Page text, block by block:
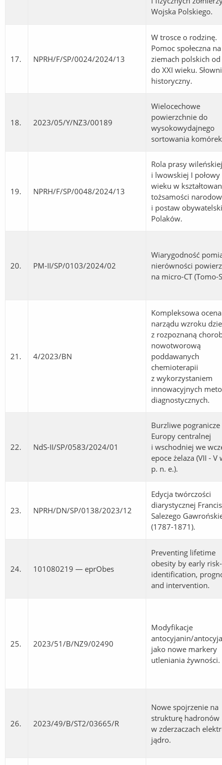
Wojska Polskiego.
17. NPRH/F/SP/0024/2024/13
W trosce o rodzinę.
Pomoc społeczna na
ziemach polskich od
do XXI wieku.
historyczny.
18. 2023/05/Y/NZ3/00189
Wielocechowe
powierzchnie do
wysokowydajnego
sortowania
19. NPRH/F/SP/0048/2024/13
Rola prasy wileńskiej
i lwowskiej I połowy
wieku w
tożsamości
i postaw
Polaków.
20. PM-II/SP/0103/2024/02
Wiarygodność
nierówności
na micro-CT (Tomo-
21. 4/2023/BN
Kompleksowa ocena
narządu wzroku
z rozpoznaną
nowotworową
poddawanych
chemioterapii
z wykorzystaniem
innowacyjnych
diagnostycznych.
22. NdS-II/SP/0583/2024/01
Burzliwe pogranicze
Europy centralnej
i wschodniej we
epoce żelaza (VII - V
p. n. e.).
23. NPRH/DN/SP/0138/2023/12
Edycja twórczości
diarystycznej
Salezego
(1787-1871).
24. 101080219 — eprObes
Preventing lifetime
obesity by early
identification,
and intervention.
25. 2023/51/B/NZ9/02490
Modyfikacje
antocyjanin/
jako nowe markery
utleniania żywności.
26. 2023/49/B/ST2/03665/R
Nowe spojrzenie na
strukturę hadronów
w zderzaczach
jądro.